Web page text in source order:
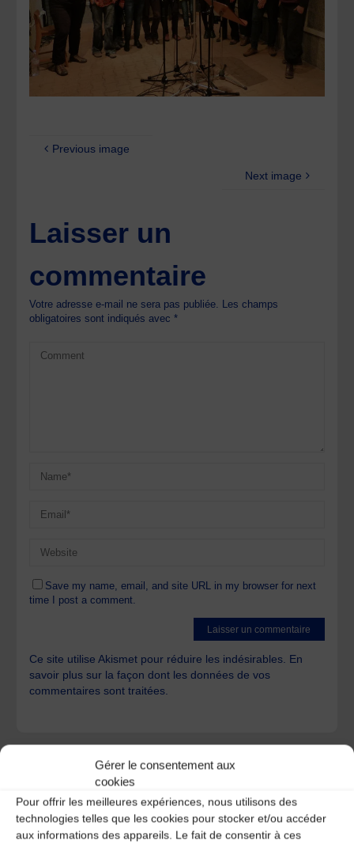
Gérer le consentement aux
cookies
Pour offrir les meilleures expériences, nous utilisons des
technologies telles que les cookies pour stocker et/ou accéder
aux informations des appareils. Le fait de consentir à ces
Previous image
Next image
Laisser un
commentaire
Votre adresse e-mail ne sera pas publiée. Les champs
obligatoires sont indiqués avec*
Save my name, email, and site URL in my browser for next
time I post a comment.
Ce site utilise Akismet pour réduire les indésirables. En
savoir plus sur la façon dont les données de vos
commentaires sont traitées.
A DECOUVRIR :